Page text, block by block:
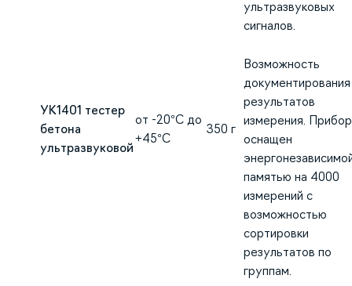
УК1401 тестер
бетона
ультразвуковой
от -20°С до
+45°С
350 г
ультразвуковых
сигналов.
Возможность
документирования
результатов
измерения. Прибор
оснащен
памятью на 4000
измерений с
возможностью
сортировки
результатов по
группам.